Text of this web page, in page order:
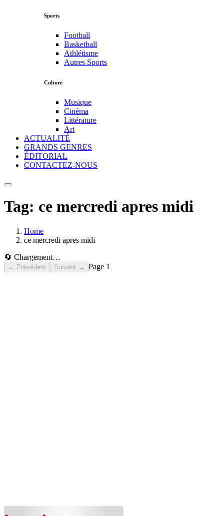
Sports
Football
Basketball
Athlétisme
Autres Sports
Culture
Musique
Cinéma
Littérature
Art
ACTUALITÉ
GRANDS GENRES
ÉDITORIAL
CONTACTEZ-NOUS
Tag: ce mercredi apres midi
Home
ce mercredi apres midi
🔄 Chargement…
← Précédent Suivant → Page 1